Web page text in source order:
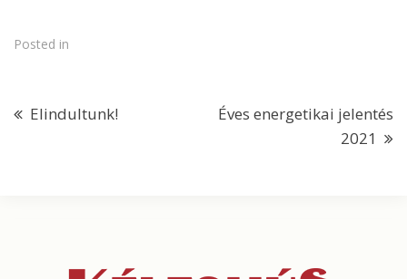
Posted in
Elindultunk!
Éves energetikai jelentés
2021